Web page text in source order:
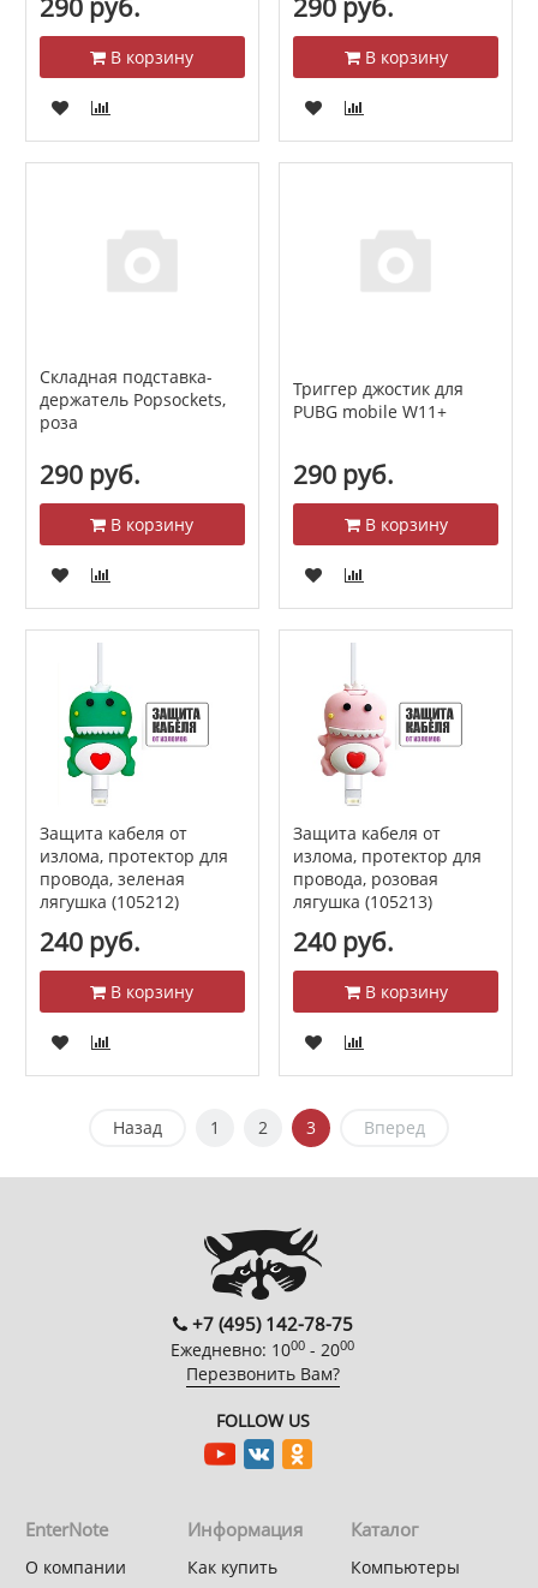
290 руб.
В корзину
290 руб.
В корзину
Складная подставка-
держатель Popsockets,
роза
290 руб.
В корзину
Триггер джостик для
PUBG mobile W11+
290 руб.
В корзину
Защита кабеля от
излома, протектор для
провода, зеленая
лягушка (105212)
240 руб.
В корзину
Защита кабеля от
излома, протектор для
провода, розовая
лягушка (105213)
240 руб.
В корзину
Назад 1 2 3 Вперед
+7 (495) 142-78-75
Ежедневно: 1000 - 2000
Перезвонить Вам?
FOLLOW US
EnterNote
О компании
Информация
Как купить
Каталог
Компьютеры